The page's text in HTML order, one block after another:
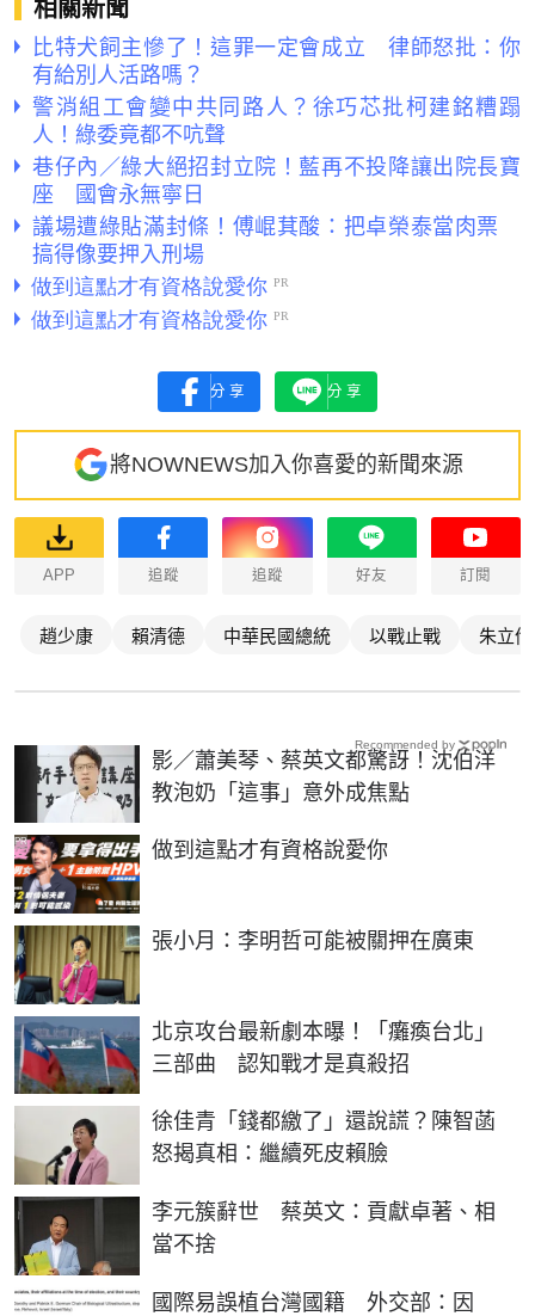
相關新聞
比特犬飼主慘了！這罪一定會成立 律師怒批：你
有給別人活路嗎？
警消組工會變中共同路人？徐巧芯批柯建銘糟蹋
人！綠委竟都不吭聲
巷仔內／綠大絕招封立院！藍再不投降讓出院長寶
座 國會永無寧日
議場遭綠貼滿封條！傅崐萁酸：把卓榮泰當肉票
搞得像要押入刑場
分享 分享
將NOWNEWS加入你喜愛的新聞來源
APP 追蹤 追蹤 好友 訂閱
趙少康 賴清德 中華民國總統 以戰止戰 朱立倫
影／蕭美琴、蔡英文都驚訝！沈伯洋
教泡奶「這事」意外成焦點
做到這點才有資格說愛你
PR
張小月：李明哲可能被關押在廣東
北京攻台最新劇本曝！「癱瘓台北」
三部曲 認知戰才是真殺招
徐佳青「錢都繳了」還說謊？陳智菡
怒揭真相：繼續死皮賴臉
李元簇辭世 蔡英文：貢獻卓著、相
當不捨
國際易誤植台灣國籍 外交部：因
Recommended by